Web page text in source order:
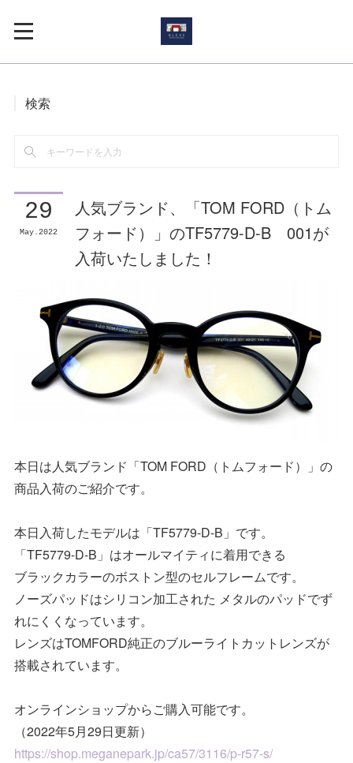
検索
29
May 2022
人気ブランド、「TOM FORD（トム
フォード）」のTF5779-D-B 001が
入荷いたしました！
本日は人気ブランド「TOM FORD（トムフォード）」の
商品入荷のご紹介です。
本日入荷したモデルは「TF5779-D-B」です。
「TF5779-D-B」はオールマイティに着用できる
ブラックカラーのボストン型のセルフレームです。
ノーズパッドはシリコン加工された メタルのパッドでず
れにくくなっています。
レンズはTOMFORD純正のブルーライトカットレンズが
搭載されています。
オンラインショップからご購入可能です。
（2022年5月29日更新）
https://shop.meganepark.jp/ca57/3116/p-r57-s/